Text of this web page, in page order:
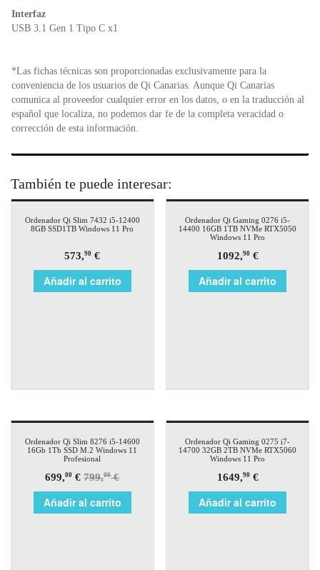
Interfaz
USB 3.1 Gen 1 Tipo C x1
*Las fichas técnicas son proporcionadas exclusivamente para la
conveniencia de los usuarios de Qi Canarias. Aunque Qi Canarias
comunica al proveedor cualquier error en los datos, o en la traducción al
español que localiza, no podemos dar fe de la completa veracidad o
corrección de esta información.
También te puede interesar:
Ordenador Qi Slim 7432 i5-12400
8GB SSD1TB Windows 11 Pro
573,90 €
Añadir al carrito
Ordenador Qi Gaming 0276 i5-
14400 16GB 1TB NVMe RTX5050
Windows 11 Pro
1092,90€
Añadir al carrito
¡Oferta!
Ordenador Qi Slim 8276 i5-14600
16Gb 1Tb SSD M.2 Windows 11
Profesional
699,00 € 799,00€
Añadir al carrito
Ordenador Qi Gaming 0275 i7-
14700 32GB 2TB NVMe RTX5060
Windows 11 Pro
1649,90€
Añadir al carrito